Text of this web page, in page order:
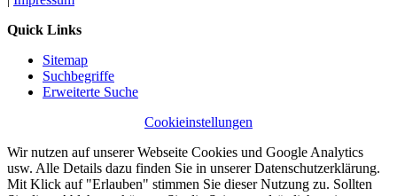
Quick Links
Sitemap
Suchbegriffe
Erweiterte Suche
Cookieinstellungen
Wir nutzen auf unserer Webseite Cookies und Google Analytics
usw. Alle Details dazu finden Sie in unserer Datenschutzerklärung.
Mit Klick auf "Erlauben" stimmen Sie dieser Nutzung zu. Sollten